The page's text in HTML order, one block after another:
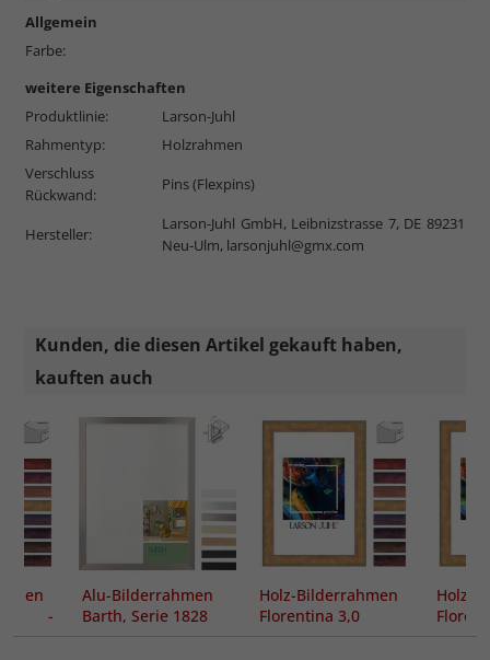
Allgemein
Farbe:
weitere Eigenschaften
Produktlinie:
Larson-Juhl
Rahmentyp:
Holzrahmen
Verschluss
Rückwand:
Pins (Flexpins)
Hersteller:
Larson-Juhl GmbH, Leibnizstrasse 7, DE 89231
Neu-Ulm, larsonjuhl@gmx.com
Kunden, die diesen Artikel gekauft haben,
kauften auch
3,0 -
Alu-Bilderrahmen
Barth, Serie 1828
Holz-Bilderrahmen
Florentina 3,0
Holz-